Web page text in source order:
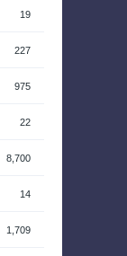
19
227
975
22
8,700
14
1,709